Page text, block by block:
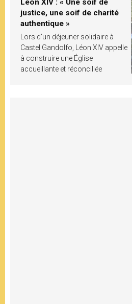
Léon XIV : « Une soif de
justice, une soif de charité
authentique »
Lors d’un déjeuner solidaire à
Castel Gandolfo, Léon XIV appelle
à construire une Église
accueillante et réconciliée